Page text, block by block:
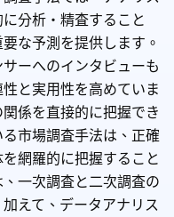
分析・精査すること
な予測を提供します。
ーへのインタビューも
と実用性を高めていま
係を直接的に把握でき
市場調査手法は、正確
網羅的に把握すること
一次調査と二次調査の
えて、データアナリス